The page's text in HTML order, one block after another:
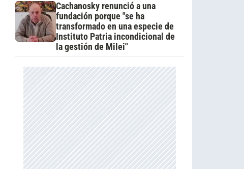
Cachanosky renunció a una
fundación porque "se ha
transformado en una especie de
Instituto Patria incondicional de
la gestión de Milei"